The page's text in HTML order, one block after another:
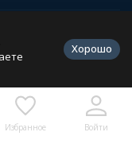
Избранное Войти
Хорошо